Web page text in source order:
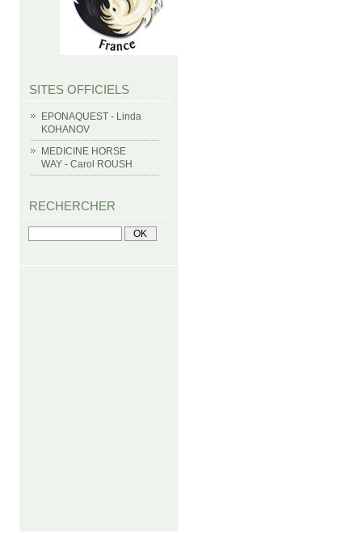
SITES OFFICIELS
EPONAQUEST - Linda
KOHANOV
MEDICINE HORSE
WAY - Carol ROUSH
RECHERCHER